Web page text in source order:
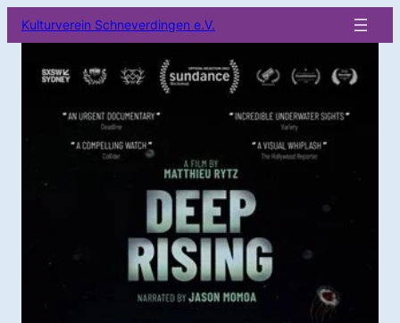
Kulturverein Schneverdingen e.V.